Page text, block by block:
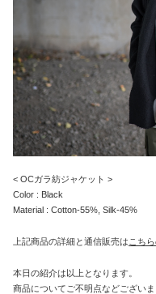
< OCガラ紡ジャケット >
Color : Black
Material : Cotton-55%, Silk-45%
上記商品の詳細と通信販売は こち
本日の紹介は以上となります。
商品についてご不明点などござい